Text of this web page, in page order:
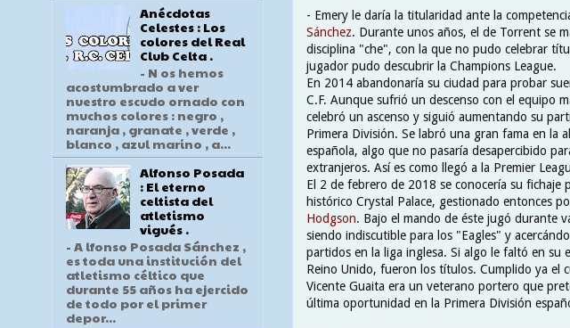
- Emery le daría la titularidad ante la
Sánchez. Durante unos años, el de Torrent se
disciplina "che", con la que no pudo celebrar
jugador pudo descubrir la Champions League.
En 2014 abandonaría su ciudad para probar
C.F. Aunque sufrió un descenso con el equipo
celebró un ascenso y siguió aumentando su
Primera División. Se labró una gran fama en la
española, algo que no pasaría desapercibido
extranjeros. Así es como llegó a la Premier
El 2 de febrero de 2018 se conocería su fichaje
histórico Crystal Palace, gestionado entonces
Hodgson. Bajo el mando de éste jugó durante
siendo indiscutible para los "Eagles" y
partidos en la liga inglesa. Si algo le faltó en su
Reino Unido, fueron los títulos. Cumplido ya el
Vicente Guaita era un veterano portero que
última oportunidad en la Primera División
Anécdotas
Celestes : Los
colores del Real
Club Celta .
- N os hemos
acostumbrado a ver
nuestro escudo ornado con
muchos colores : negro ,
naranja , granate , verde ,
blanco , azul marino , a...
Alfonso Posada
: El eterno
celtista del
atletismo
vigués .
- A lfonso Posada Sánchez ,
es toda una institución del
atletismo céltico que
durante 55 años ha ejercido
de todo por el primer
depor...